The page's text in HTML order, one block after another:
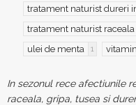
tratament naturist dureri
tratament naturist raceala
ulei de menta 1
In sezonul rece afectiunile
raceala, gripa, tusea si